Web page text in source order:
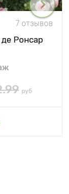
7 отзывов
Ронсар
руб